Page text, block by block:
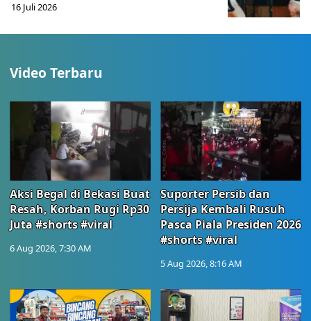
16 Juli 2026
Video Terbaru
Aksi Begal di Bekasi Buat
Resah, Korban Rugi Rp30
Juta #shorts #viral
6 Aug 2026, 7:30 AM
Suporter Persib dan
Persija Kembali Rusuh
Pasca Piala Presiden 2026
#shorts #viral
5 Aug 2026, 8:16 AM